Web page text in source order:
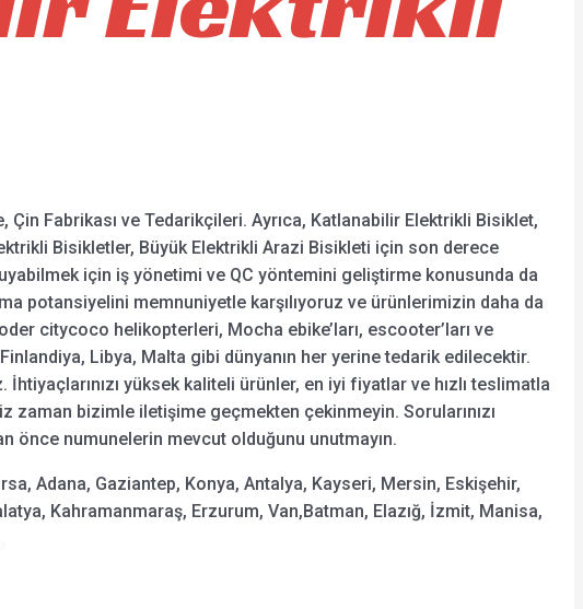
Fabrikası ve Tedarikçileri. Ayrıca, Katlanabilir Elektrikli Bisiklet,
Bisikletler, Büyük Elektrikli Arazi Bisikleti için son derece
için iş yönetimi ve QC yöntemini geliştirme konusunda da
potansiyelini memnuniyetle karşılıyoruz ve ürünlerimizin daha da
citycoco helikopterleri, Mocha ebike’ları, escooter’ları ve
Libya, Malta gibi dünyanın her yerine tedarik edilecektir.
yüksek kaliteli ürünler, en iyi fiyatlar ve hızlı teslimatla
zaman bizimle iletişime geçmekten çekinmeyin. Sorularınızı
önce numunelerin mevcut olduğunu unutmayın.
Adana, Gaziantep, Konya, Antalya, Kayseri, Mersin, Eskişehir,
Kahramanmaraş, Erzurum, Van,Batman, Elazığ, İzmit, Manisa,